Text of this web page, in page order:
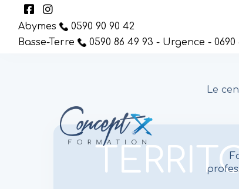
Abymes
0590 90 90 42
Basse-Terre
0590 86 49 93 - Urgence - 0690
Le